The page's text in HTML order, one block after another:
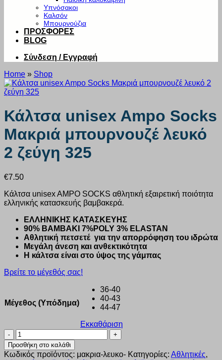
Υπνόσακοι
Καλσόν
Μπουρνούζια
ΠΡΟΣΦΟΡΕΣ
BLOG
Σύνδεση / Εγγραφή
Home » Shop
Κάλτσα unisex Ampo Socks
Μακριά μπουρνουζέ λευκό
2 ζεύγη 325
€7.50
Κάλτσα unisex AMPO SOCKS αθλητική εξαιρετική ποιότητα
ελληνικής κατασκευής βαμβακερά.
ΕΛΛΗΝΙΚΗΣ ΚΑΤΑΣΚΕΥΗΣ
90% ΒΑΜΒΑΚΙ 7%POLY 3% ELASTAN
Αθλητική πετσετέ για την απορρόφηση του ιδρώτα
Μεγάλη άνεση και ανθεκτικότητα
Η κάλτσα είναι στο ύψος της γάμπας
Βρείτε το μέγεθός σας!
Μέγεθος (Υπόδημα)
36-40
40-43
44-47
Εκκαθάριση
Κάλτσα
unisex
Ampo
Προσθήκη στο καλάθι
Κωδικός προϊόντος: μακρια-λευκο- Κατηγορίες: Αθλητικές,